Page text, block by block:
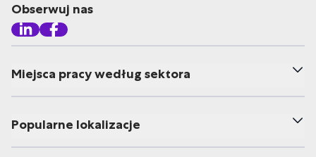
Obserwuj nas
Miejsca pracy według sektora
Popularne lokalizacje